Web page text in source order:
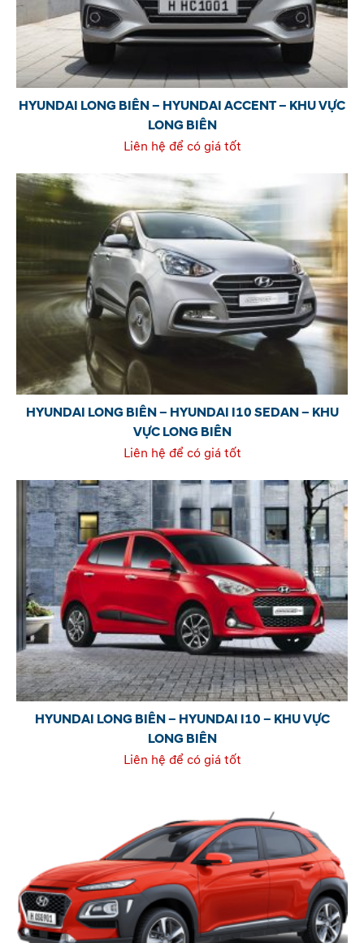
HYUNDAI LONG BIÊN – HYUNDAI ACCENT – KHU VỰC
LONG BIÊN
Liên hệ để có giá tốt
HYUNDAI LONG BIÊN – HYUNDAI I10 SEDAN – KHU
VỰC LONG BIÊN
Liên hệ để có giá tốt
HYUNDAI LONG BIÊN – HYUNDAI I10 – KHU VỰC
LONG BIÊN
Liên hệ để có giá tốt